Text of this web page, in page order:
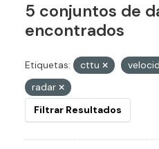
5 conjuntos de
encontrados
Etiquetas: cttu
radar
Filtrar Resultados